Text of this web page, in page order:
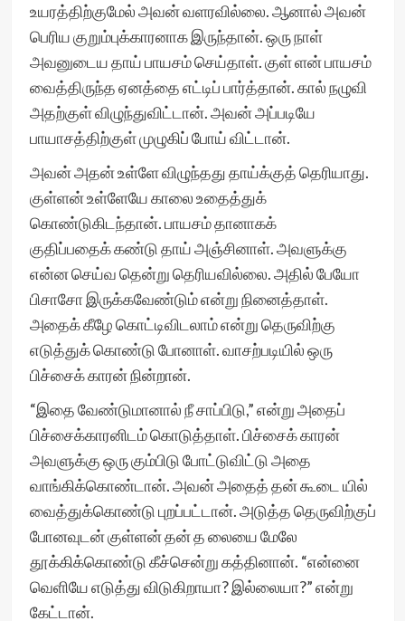
உயரத்திற்குமேல் அவன் வளரவில்லை. ஆனால் அவன்
பெரிய குறும்புக்காரனாக இருந்தான். ஒரு நாள்
அவனுடைய தாய் பாயசம் செய்தாள். குள் ளன் பாயசம்
வைத்திருந்த ஏனத்தை எட்டிப் பார்த்தான். கால் நழுவி
அதற்குள் விழுந்துவிட்டான். அவன் அப்படியே
பாயாசத்திற்குள் முழுகிப் போய் விட்டான்.
அவன் அதன் உள்ளே விழுந்தது தாய்க்குத் தெரியாது.
குள்ளன் உள்ளேயே காலை உதைத்துக்
கொண்டுகிடந்தான். பாயசம் தானாகக்
குதிப்பதைக் கண்டு தாய் அஞ்சினாள். அவளுக்கு
என்ன செய்வ தென்று தெரியவில்லை. அதில் பேயோ
பிசாசோ இருக்கவேண்டும் என்று நினைத்தாள்.
அதைக் கீழே கொட்டிவிடலாம் என்று தெருவிற்கு
எடுத்துக் கொண்டு போனாள். வாசற்படியில் ஒரு
பிச்சைக் காரன் நின்றான்.
“இதை வேண்டுமானால் நீ சாப்பிடு,” என்று அதைப்
பிச்சைக்காரனிடம் கொடுத்தாள். பிச்சைக் காரன்
அவளுக்கு ஒரு கும்பிடு போட்டுவிட்டு அதை
வாங்கிக்கொண்டான். அவன் அதைத் தன் கூடை யில்
வைத்துக்கொண்டு புறப்பட்டான். அடுத்த தெருவிற்குப்
போனவுடன் குள்ளன் தன் த லையை மேலே
தூக்கிக்கொண்டு கீச்சென்று கத்தினான். “என்னை
வெளியே எடுத்து விடுகிறாயா? இல்லையா?” என்று
கேட்டான்.